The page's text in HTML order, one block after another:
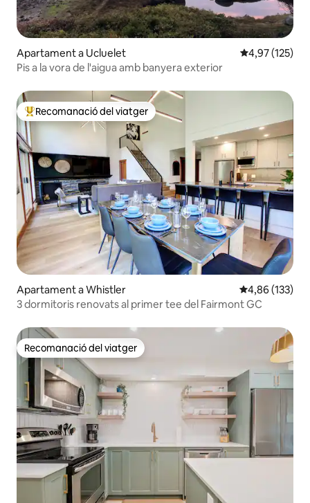
Apartament a Ucluelet 4,97 de
4,97 (125)
Pis a la vora de l'aigua amb banyera exterior
Principals recomanacions dels viatgers
Recomanació del viatger
Apartament a Whistler 4,86 de
4,86 (133)
3 dormitoris renovats al primer tee del Fairmont GC
Recomanació del viatger
Recomanació del viatger